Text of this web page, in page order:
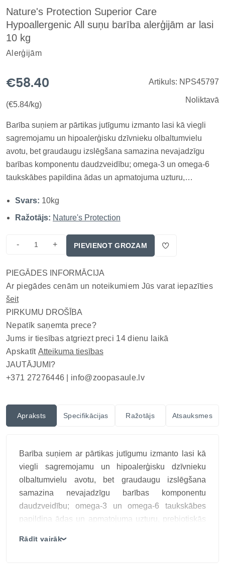
Nature's Protection Superior Care
Hypoallergenic All suņu barība alerģijām ar lasi
10 kg
Alerģijām
€58.40
(€5.84/kg)
Artikuls: NPS45797
Noliktavā
Barība suņiem ar pārtikas jutīgumu izmanto lasi kā viegli
sagremojamu un hipoalerģisku dzīvnieku olbaltumvielu
avotu, bet graudaugu izslēgšana samazina nevajadzīgu
barības komponentu daudzveidību; omega-3 un omega-6
taukskābes papildina ādas un apmatojuma uzturu,
bet MicroZeoGen palīdz uzturvielu izmantošanai, tādēļ
formula ir piemērota jutī...
Svars: 10kg
Ražotājs: Nature's Protection
- + PIEVIENOT GROZAM
PIEGĀDES INFORMĀCIJA
Ar piegādes cenām un noteikumiem Jūs varat iepazīties
šeit
PIRKUMU DROŠĪBA
Nepatīk saņemta prece?
Jums ir tiesības atgriezt preci 14 dienu laikā
Apskatīt Atteikuma tiesības
JAUTĀJUMI?
+371 27276446 | info@zoopasaule.lv
Apraksts Specifikācijas Ražotājs Atsauksmes
Barība suņiem ar pārtikas jutīgumu izmanto lasi kā
viegli sagremojamu un hipoalerģisku dzīvnieku
olbaltumvielu avotu, bet graudaugu izslēgšana
samazina nevajadzīgu barības komponentu
daudzveidību; omega-3 un omega-6 taukskābes
papildina ādas un apmatojuma uzturu, prebiotiskās
Rādīt vairāk❯